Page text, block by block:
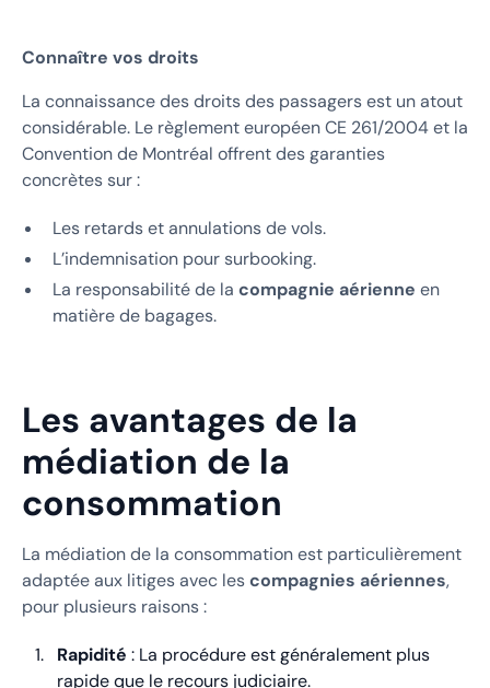
Connaître vos droits
La connaissance des droits des passagers est un atout
considérable. Le règlement européen CE 261/2004 et la
Convention de Montréal offrent des garanties
concrètes sur :
Les retards et annulations de vols.
L’indemnisation pour surbooking.
La responsabilité de la compagnie aérienne en
matière de bagages.
Les avantages de la
médiation de la
consommation
La médiation de la consommation est particulièrement
adaptée aux litiges avec lescompagnies aériennes,
pour plusieurs raisons :
Rapidité : La procédure est généralement plus
rapide que le recours judiciaire.